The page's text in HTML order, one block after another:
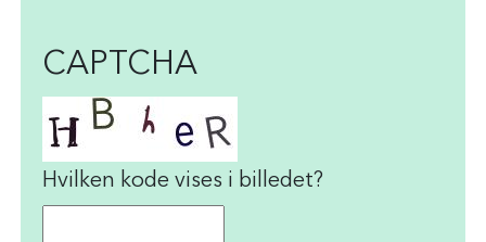
CAPTCHA
Hvilken kode vises i billedet?